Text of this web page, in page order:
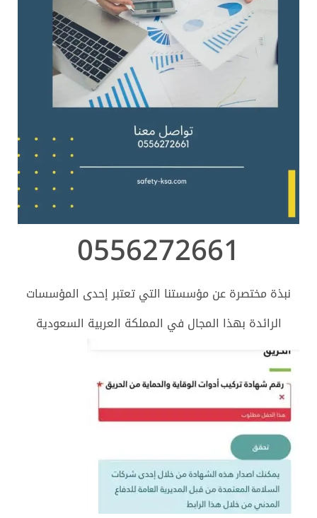
0556272661
نبذة مختصرة عن مؤسستنا التي تعتبر إحدى المؤسسات
الرائدة بهذا المجال في المملكة العربية السعودية